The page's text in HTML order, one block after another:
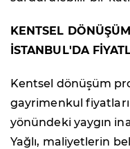
KENTSEL
İSTANBUL'DA
Kentsel dönüşüm
gayrimenkul
yönündeki yaygın
Yağlı, maliyetlerin